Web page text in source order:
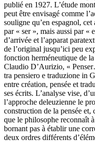
publié en 1927. L’étude
peut être envisagé comme
souligne qu’en espagnol,
par « ser », mais aussi par «
d’arrivée et l’apparat
de l’original jusqu’ici peu
fonction herméneutique de
Claudio D’Aurizio, «
tra pensiero e traduzione in
entre création, pensée et
ses écrits. L’analyse vise,
l’approche deleuzienne le
construction de la pensée et,
que le philosophe reconnaît
bornant pas à établir une
deux ordres différents